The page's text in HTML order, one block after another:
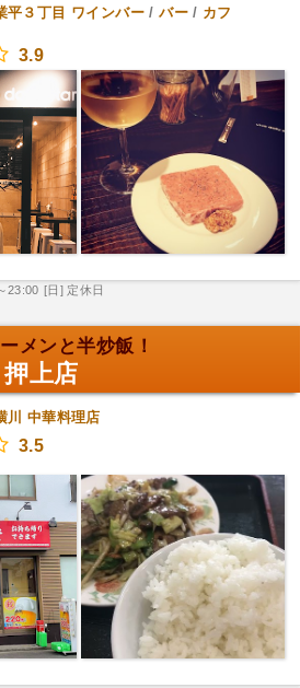
平３丁目 ワインバー/バー/ カフ
3.9
23:00 [日] 定休日
メンと半炒飯！
上店
川 中華料理店
3.5